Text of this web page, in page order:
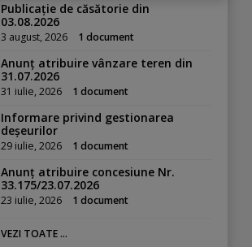
Publicație de căsătorie din
03.08.2026
3 august, 2026 1 document
Anunț atribuire vânzare teren din
31.07.2026
31 iulie, 2026 1 document
Informare privind gestionarea
deșeurilor
29 iulie, 2026 1 document
Anunț atribuire concesiune Nr.
33.175/23.07.2026
23 iulie, 2026 1 document
VEZI TOATE ...